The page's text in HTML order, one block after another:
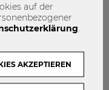
auf der
AKZEPTIEREN